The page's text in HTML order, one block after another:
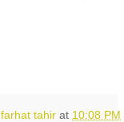
farhat tahir at 10:08 PM